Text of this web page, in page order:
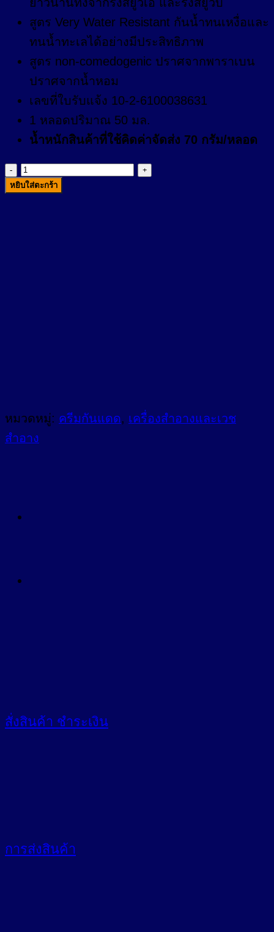
สูตร Very Water Resistant กันน้ำทนเหงื่อและ
ทนน้ำทะเลได้อย่างมีประสิทธิภาพ
สูตร non-comedogenic ปราศจากพาราเบน
ปราศจากน้ำหอม
เลขที่ใบรับแจ้ง 10-2-6100038631
1 หลอดปริมาณ 50 มล.
น้ำหนักสินค้าที่ใช้คิดค่าจัดส่ง 70 กรัม/หลอด
จำนวน
Cetaphil
หยิบใส่ตะกร้า
หมวดหมู่: ครีมกันแดด, เครื่องสำอางและเวช
สำอาง
สั่งสินค้า ชำระเงิน
การส่งสินค้า